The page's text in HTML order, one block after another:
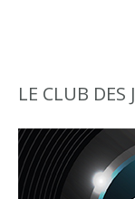
LE CLUB DES